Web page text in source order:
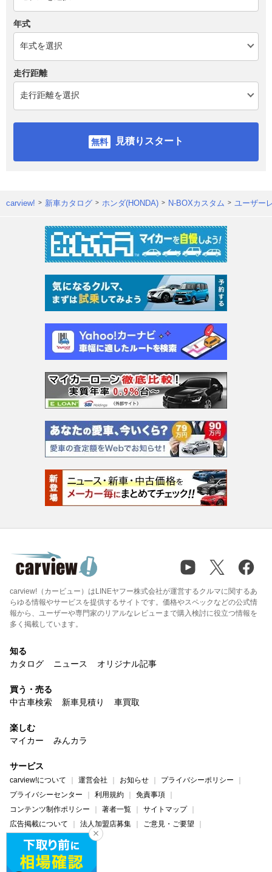
年式
走行距離
見積りスタート
carview! 新車カタログ ホンダ(HONDA) N-BOXカスタム ユーザー
carview!（カービュー）はLINEヤフー株式会社が運営するクルマに関するあ
らゆる情報やサービスを提供するサイトです。価格やスペックなどの公式情
報から、ユーザーや専門家のリアルなレビューまで購入検討に役立つ情報を
多く掲載しています。
知る
カタログ
ニュース オリジナル記事
買う・売る
中古車検索
新車見積り 車買取
楽しむ
マイカー
みんカラ
サービス
carview!について 運営会社 お知らせ
プライバシーポリシー
プライバシーセンター
利用規約
免責事項
コンテンツ制作ポリシー
著者一覧
サイトマップ
広告掲載について
法人加盟店募集
ご意見・ご要望
ヘルプ・お問い合わせ
carview! Yahoo! JAPAN